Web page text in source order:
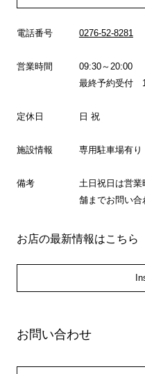
電話番号 0276-52-8281
営業時間
09:30～20:00
最終予約受付
定休日 日 祝
施設情報 専用駐車場有り
備考
土日祝日は営
舗までお問い合
お店の最新情報はこちら
お問い合わせ